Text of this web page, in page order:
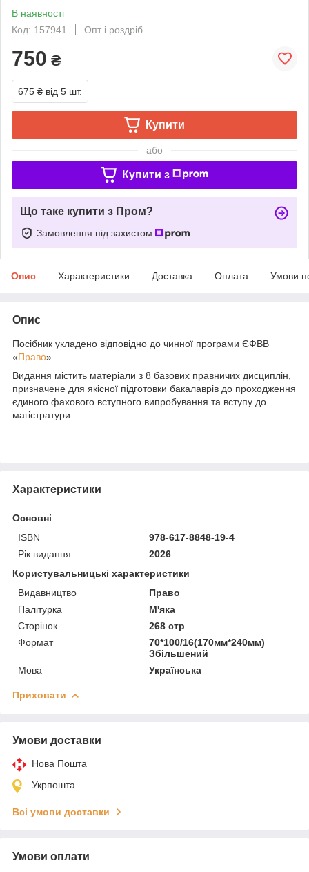
В наявності
Код: 157941
Опт і роздріб
750 ₴
675 ₴ від 5 шт.
Купити
або
Купити з
Що таке купити з Пром?
Замовлення під захистом
Опис Характеристики Доставка Оплата Умови
Опис
Посібник укладено відповідно до чинної програми ЄФВВ
«Право».
Видання містить матеріали з 8 базових правничих дисциплін,
призначене для якісної підготовки бакалаврів до проходження
єдиного фахового вступного випробування та вступу до
магістратури.
Характеристики
Основні
ISBN
978-617-8848-19-4
Рік видання
2026
Користувальницькі характеристики
Видавництво
Право
Палітурка
М'яка
Сторінок
268 стр
Формат
70*100/16(170мм*240мм)
Збільшений
Мова
Українська
Приховати
Умови доставки
Нова Пошта
Укрпошта
Всі умови доставки
Умови оплати